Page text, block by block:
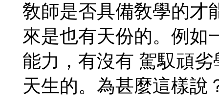
敎師是否具備敎學的才
來是也有天份的。例如
能力，有沒有 駕馭頑
天生的。為甚麼這樣說